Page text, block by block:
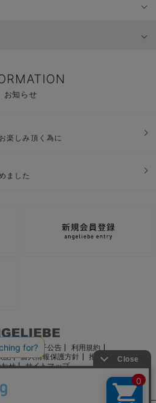
お知らせ
楽しみ頂く為に
ました
概要 電子公告
利用規約
記
個人情報保護方針
推奨環境
せ
サイトマップ